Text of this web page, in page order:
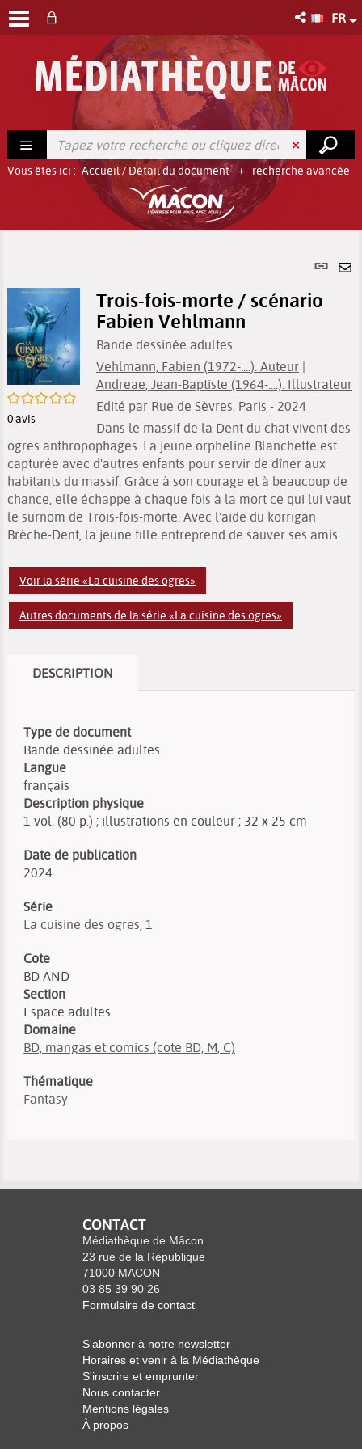
FR
recherche avancée
Vous êtes ici : Accueil/ Détail du document
Lien
/5
0avis
Trois-fois-morte / scénario
Fabien Vehlmann
Bande dessinée adultes
Vehlmann, Fabien (1972-....). Auteur |
Andreae, Jean-Baptiste (1964-....). Illustrateur
Edité par Rue de Sèvres. Paris - 2024
Dans le massif de la Dent du chat vivent des
ogres anthropophages. La jeune orpheline Blanchette est
capturée avec d'autres enfants pour servir de dîner aux
habitants du massif. Grâce à son courage et à beaucoup de
chance, elle échappe à chaque fois à la mort ce qui lui vaut
le surnom de Trois-fois-morte. Avec l'aide du korrigan
Brèche-Dent, la jeune fille entreprend de sauver ses amis.
Voir la série «La cuisine des ogres»
Autres documents de la série «La cuisine des ogres»
DESCRIPTION
Type de document
Bande dessinée adultes
Langue
français
Description physique
1 vol. (80 p.) ; illustrations en couleur ; 32 x 25 cm
Date de publication
2024
Série
La cuisine des ogres, 1
Cote
BD AND
Section
Espace adultes
Domaine
BD, mangas et comics (cote BD, M, C)
Thématique
Fantasy
CONTACT
Médiathèque de Mâcon
23 rue de la République
71000 MACON
03 85 39 90 26
Formulaire de contact
S'abonner à notre newsletter
Horaires et venir à la Médiathèque
S'inscrire et emprunter
Nous contacter
Mentions légales
À propos